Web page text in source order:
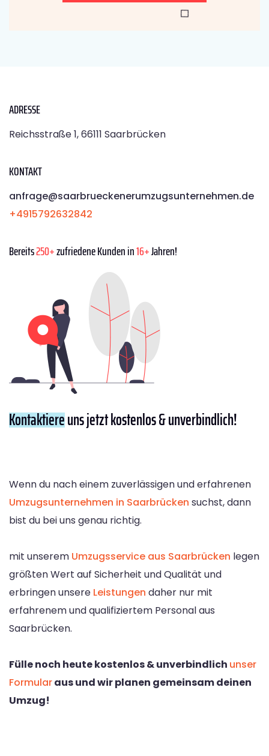
ADRESSE
Reichsstraße 1, 66111 Saarbrücken
KONTAKT
anfrage@saarbrueckenerumzugsunternehmen.de
+4915792632842
Bereits250+zufriedene Kunden in16+Jahren!
Kontaktiereuns jetzt kostenlos & unverbindlich!
Wenn du nach einem zuverlässigen und erfahrenen
Umzugsunternehmen in Saarbrücken suchst, dann
bist du bei uns genau richtig.
mit unserem Umzugsservice aus Saarbrücken legen
größten Wert auf Sicherheit und Qualität und
erbringen unsere Leistungen daher nur mit
erfahrenem und qualifiziertem Personal aus
Saarbrücken.
Fülle noch heute kostenlos & unverbindlich unser
Formularaus und wir planen gemeinsam deinen
Umzug!